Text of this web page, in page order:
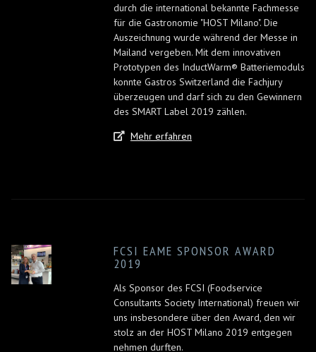
durch die international bekannte Fachmesse
für die Gastronomie "HOST Milano". Die
Auszeichnung wurde während der Messe in
Mailand vergeben. Mit dem innovativen
Prototypen des InductWarm® Batteriemoduls
konnte Gastros Switzerland die Fachjury
überzeugen und darf sich zu den Gewinnern
des SMART Label 2019 zählen.
Mehr erfahren
FCSI EAME SPONSOR AWARD
2019
Als Sponsor des FCSI (Foodservice
Consultants Society International) freuen wir
uns insbesondere über den Award, den wir
stolz an der HOST Milano 2019 entgegen
nehmen durften.